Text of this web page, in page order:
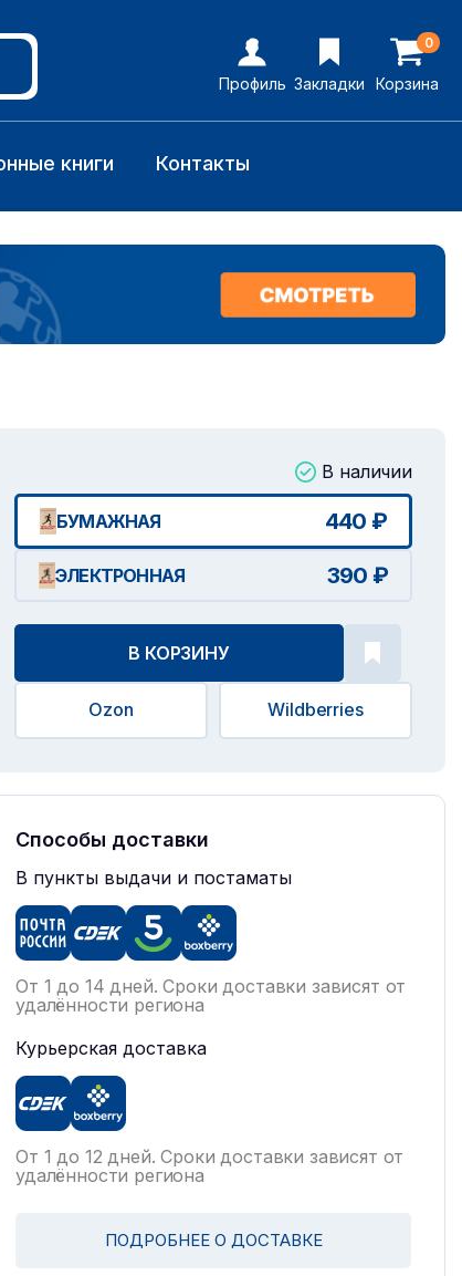
Профиль Закладки
0
Корзина
книги Контакты
В наличии
БУМАЖНАЯ 440 ₽
ЭЛЕКТРОННАЯ 390 ₽
В КОРЗИНУ
Ozon Wildberries
Способы доставки
В пункты выдачи и постаматы
От 1 до 14 дней. Сроки доставки зависят от
удалённости региона
Курьерская доставка
От 1 до 12 дней. Сроки доставки зависят от
удалённости региона
ПОДРОБНЕЕ О ДОСТАВКЕ